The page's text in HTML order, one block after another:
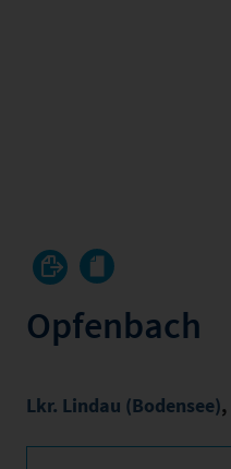
Opfenbach
Lkr. Lindau (Bodensee),